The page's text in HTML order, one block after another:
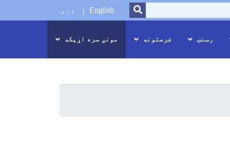
SEARCH
English دری
رسنۍ فرصتونه مونږ سره اړیکه